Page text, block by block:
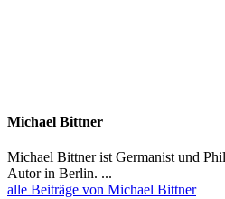
Michael Bittner
Michael Bittner ist Germanist und
Autor in Berlin. ...
alle Beiträge von Michael Bittner